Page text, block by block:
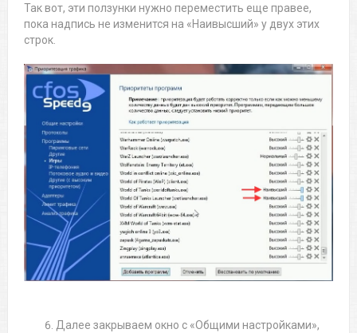
Так вот, эти ползунки нужно переместить еще правее,
пока надпись не изменится на «Наивысший» у двух этих
строк.
Далее закрываем окно с «Общими настройками»,